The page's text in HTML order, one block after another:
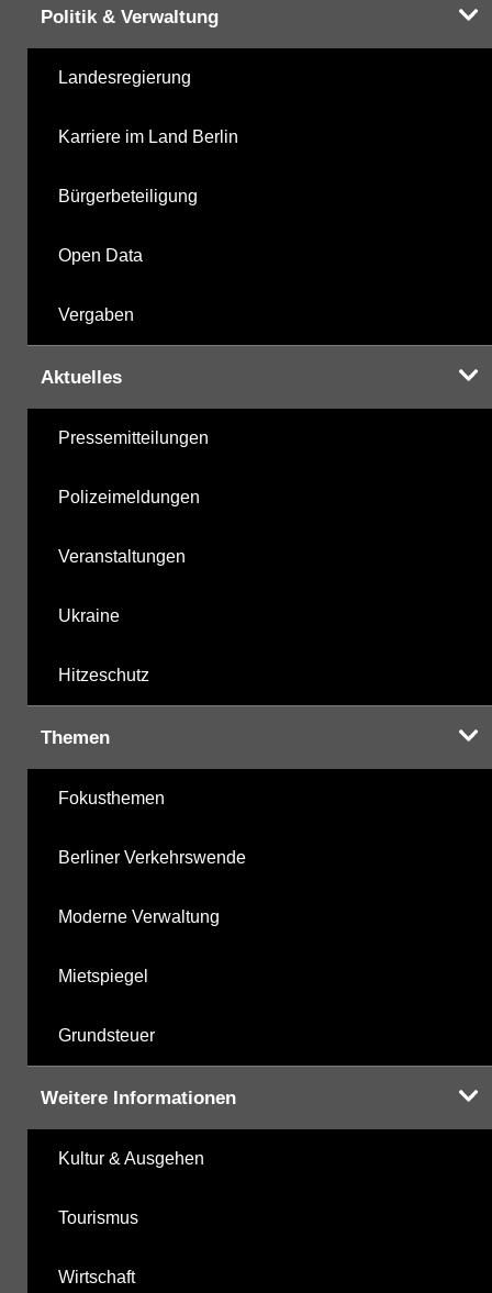
Probenahmedaten nutzen Sie bitte die
Politik & Verwaltung
Landesregierung
Karriere im Land Berlin
Bürgerbeteiligung
Open Data
Vergaben
Aktuelles
Pressemitteilungen
Polizeimeldungen
Veranstaltungen
Ukraine
Hitzeschutz
Themen
Fokusthemen
Berliner Verkehrswende
Moderne Verwaltung
Mietspiegel
Grundsteuer
Weitere Informationen
Kultur & Ausgehen
Tourismus
Wirtschaft